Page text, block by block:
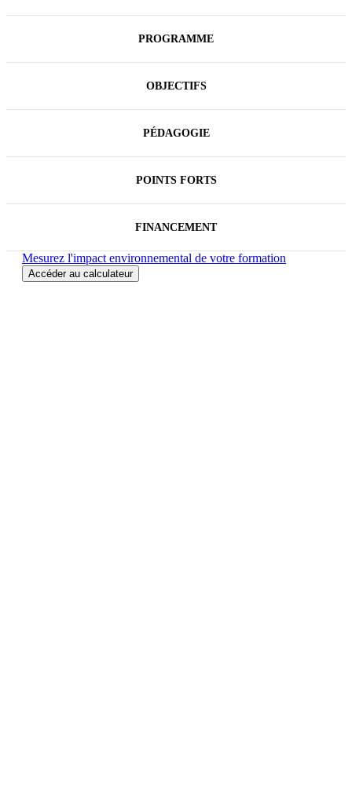
PROGRAMME
OBJECTIFS
PÉDAGOGIE
POINTS FORTS
FINANCEMENT
Mesurez l'impact environnemental de votre formation
Accéder au calculateur